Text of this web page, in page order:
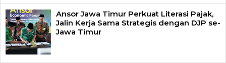
Ansor Jawa Timur Perkuat Literasi Pajak,
Jalin Kerja Sama Strategis dengan DJP se-
Jawa Timur